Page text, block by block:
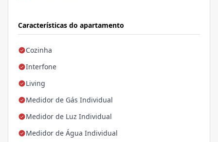
Características do apartamento
Cozinha
Interfone
Living
Medidor de Gás Individual
Medidor de Luz Individual
Medidor de Água Individual